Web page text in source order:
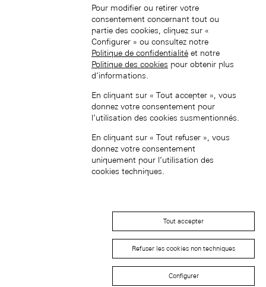
中国香港特别行政区 (ZH-HANS)
中國香港特別行政區 (ZH-HANT)
Pour modifier ou retirer votre
consentement concernant tout ou
partie des cookies, cliquez sur «
Configurer » ou consultez notre
Politique de confidentialité et notre
Politique des cookies pour obtenir plus
d’informations.
En cliquant sur « Tout accepter », vous
donnez votre consentement pour
l’utilisation des cookies susmentionnés.
En cliquant sur « Tout refuser », vous
donnez votre consentement
uniquement pour l’utilisation des
cookies techniques.
Tout accepter
Refuser les cookies non techniques
Configurer